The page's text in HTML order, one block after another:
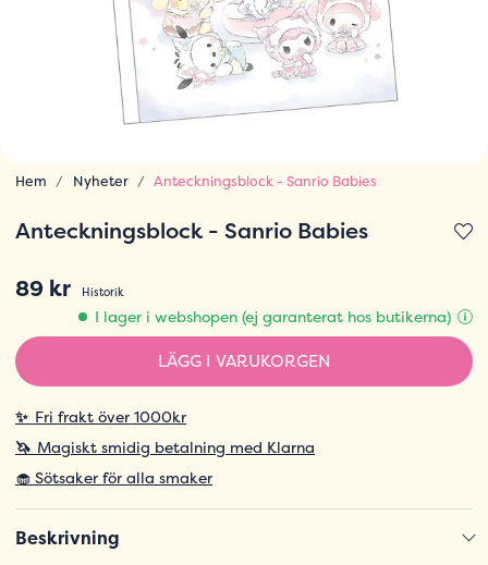
Hem Nyheter Anteckningsblock - Sanrio Babies
Anteckningsblock - Sanrio Babies
89 kr
Historik
I lager i webshopen (ej garanterat hos butikerna)
LÄGG I VARUKORGEN
✨ Fri frakt över 1000kr
🦄 Magiskt smidig betalning med Klarna
🧁 Sötsaker för alla smaker
Beskrivning